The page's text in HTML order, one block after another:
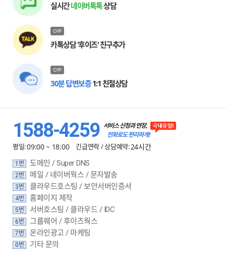
실시간네이버톡톡상담
OFF
카톡상담 '후이즈' 친구추가
OFF
30분 답변보증1:1 친절상담
1588-4259 서비스 신청과 연장,
전화로도 편리하게!
평일:09:00 ~ 18:00 긴급연락 / 상담예약:24시간
1번 도메인 / Super DNS
2번 메일 / 네이버웍스 / 문자발송
3번 클라우드호스팅 / 보안서버인증서
4번 홈페이지 제작
5번 서버호스팅 / 클라우드 / IDC
6번 그룹웨어 / 후이즈웍스
7번 온라인광고 / 마케팅
0번 기타 문의